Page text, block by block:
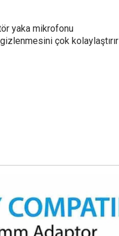
yaka mikrofonu
çok kolaylaştırır